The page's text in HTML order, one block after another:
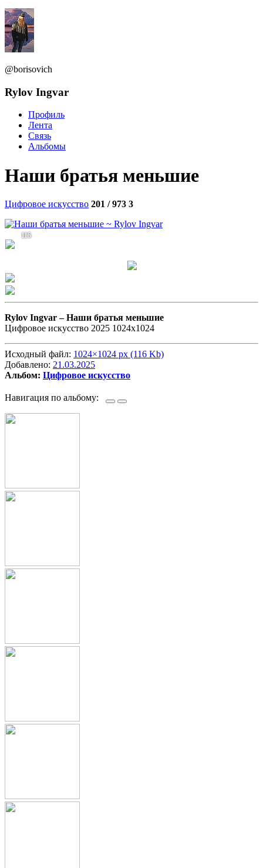
@borisovich
Rylov Ingvar
Профиль
Лента
Связь
Альбомы
Наши братья меньшие
Цифровое искусство 201 / 973 3
115
Rylov Ingvar –Наши братья меньшие
Цифровое искусство 2025 1024х1024
Исходный файл: 1024×1024 px (116 Kb)
Добавлено: 21.03.2025
Альбом: Цифровое искусство
Навигация по альбому: